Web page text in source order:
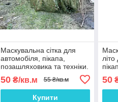
Маскувальна сітка для
автомобіля, пікапа,
позашляховика та техніки.
камуфляж (листя)
50₴/кв.м 55 ₴/кв.м
Купити
50